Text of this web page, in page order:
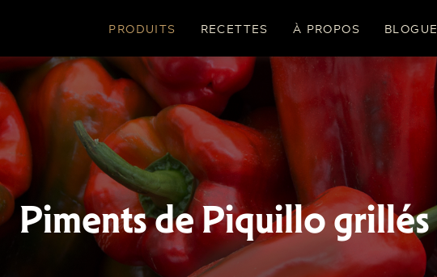
PRODUITS RECETTES À PROPOS BLOGUE
Piments de Piquillo grillés